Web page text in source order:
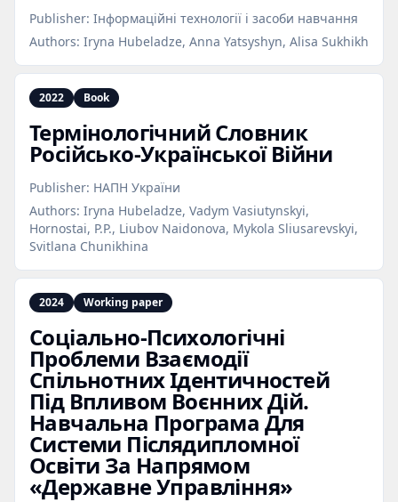
Publisher: Інформаційні технології і засоби навчання
Authors: Iryna Hubeladze, Anna Yatsyshyn, Alisa Sukhikh
2022 Book
Термінологічний Словник
Російсько‑Української Війни
Publisher: НАПН України
Authors: Iryna Hubeladze, Vadym Vasiutynskyi,
Hornostai, P.P., Liubov Naidonova, Mykola Sliusarevskyi,
Svitlana Chunikhina
2024 Working paper
Соціально‑Психологічні
Проблеми Взаємодії
Спільнотних Ідентичностей
Під Впливом Воєнних Дій.
Навчальна Програма Для
Системи Післядипломної
Освіти За Напрямом
«Державне Управління»